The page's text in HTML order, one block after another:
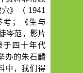
》（ 1941
考；《生与
岑范，影片
于四十年代
办的朱石麟
中，我们得